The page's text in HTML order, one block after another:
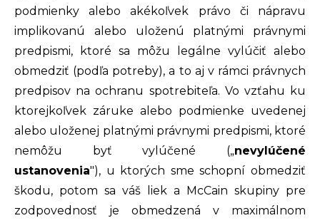
podmienky alebo akékoľvek právo či nápravu
implikovanú alebo uloženú platnými právnymi
predpismi, ktoré sa môžu legálne vylúčiť alebo
obmedziť (podľa potreby), a to aj v rámci právnych
predpisov na ochranu spotrebiteľa. Vo vzťahu ku
ktorejkoľvek záruke alebo podmienke uvedenej
alebo uloženej platnými právnymi predpismi, ktoré
nemôžu byť vylúčené („nevylúčené
ustanovenia"), u ktorých sme schopní obmedziť
škodu, potom sa váš liek a McCain skupiny pre
zodpovednosť je obmedzená v maximálnom